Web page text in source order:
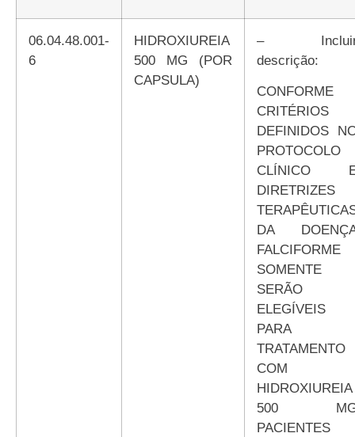
06.04.48.001-
6
HIDROXIUREIA
500 MG (POR
CAPSULA)
– Incluir
descrição:
CONFORME
CRITÉRIOS
DEFINIDOS
PROTOCOLO
CLÍNICO
DIRETRIZES
DA
FALCIFORME
SOMENTE
SERÃO
ELEGÍVEIS
PARA
TRATAMENTO
COM
HIDROXIUREIA
500
PACIENTES